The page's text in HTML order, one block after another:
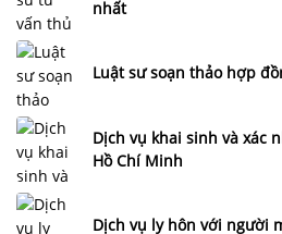
nhất
Luật sư soạn thảo hợp
Dịch vụ khai sinh và xác
Hồ Chí Minh
Dịch vụ ly hôn với người